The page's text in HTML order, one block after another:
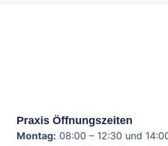
Praxis Öffnungszeiten
Montag: 08:00 – 12:30 und